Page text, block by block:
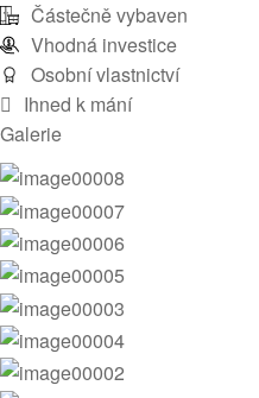
Částečně vybaven
Vhodná investice
Osobní vlastnictví
Ihned k mání
Galerie